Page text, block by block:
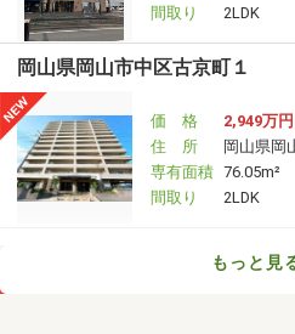
間取り
2LDK
岡山県岡山市中区古京町１
価 格
2,949万円
住 所
岡山県岡
専有面積 76.05m²
間取り
2LDK
もっと見